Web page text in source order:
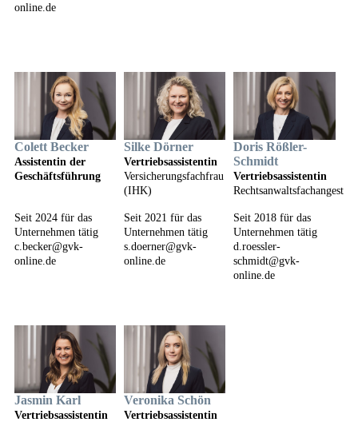
online.de
Colett Becker
Assistentin der
Geschäftsführung
Seit 2024 für das
Unternehmen tätig
c.becker@gvk-
online.de
Silke Dörner
Vertriebsassistentin
Versicherungsfachfrau
(IHK)
Seit 2021 für das
Unternehmen tätig
s.doerner@gvk-
online.de
Doris Rößler-
Schmidt
Vertriebsassistentin
Seit 2018 für das
Unternehmen tätig
d.roessler-
schmidt@gvk-
online.de
Jasmin Karl
Vertriebsassistentin
Veronika Schön
Vertriebsassistentin